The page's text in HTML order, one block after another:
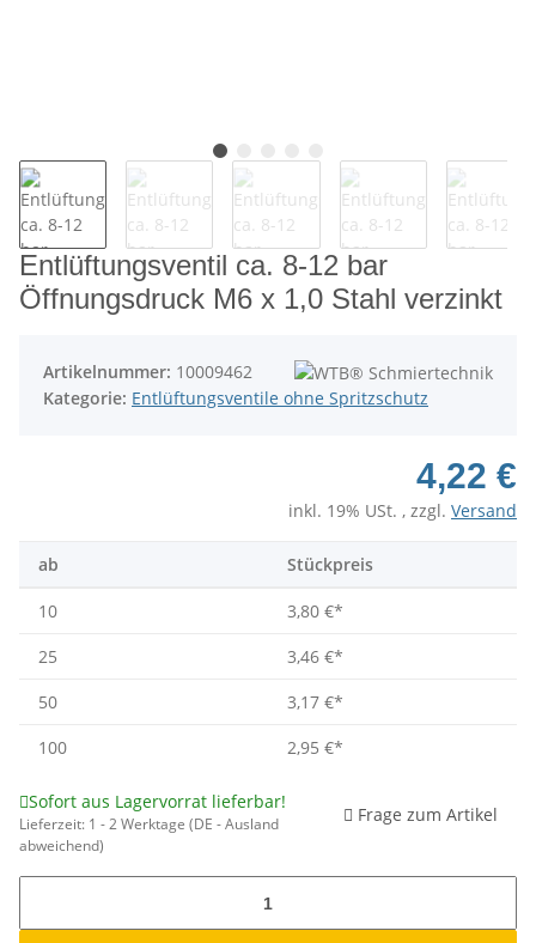
Entlüftungsventil ca. 8-12 bar
Öffnungsdruck M6 x 1,0 Stahl verzinkt
Artikelnummer: 10009462
Kategorie: Entlüftungsventile ohne Spritzschutz
4,22 €
inkl. 19% USt. , zzgl. Versand
ab Stückpreis
10 3,80 €*
25
3,46 €*
50
3,17 €*
100
2,95 €*
Sofort aus Lagervorrat lieferbar!
Lieferzeit: 1 - 2 Werktage (DE - Ausland
abweichend)
Frage zum Artikel